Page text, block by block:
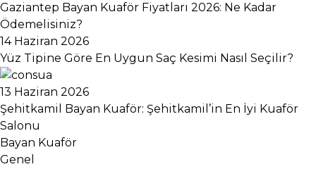
Gaziantep Bayan Kuaför Fiyatları 2026: Ne Kadar
Ödemelisiniz?
14 Haziran 2026
Yüz Tipine Göre En Uygun Saç Kesimi Nasıl Seçilir?
13 Haziran 2026
Şehitkamil Bayan Kuaför: Şehitkamil’in En İyi Kuaför
Salonu
Bayan Kuaför
Genel